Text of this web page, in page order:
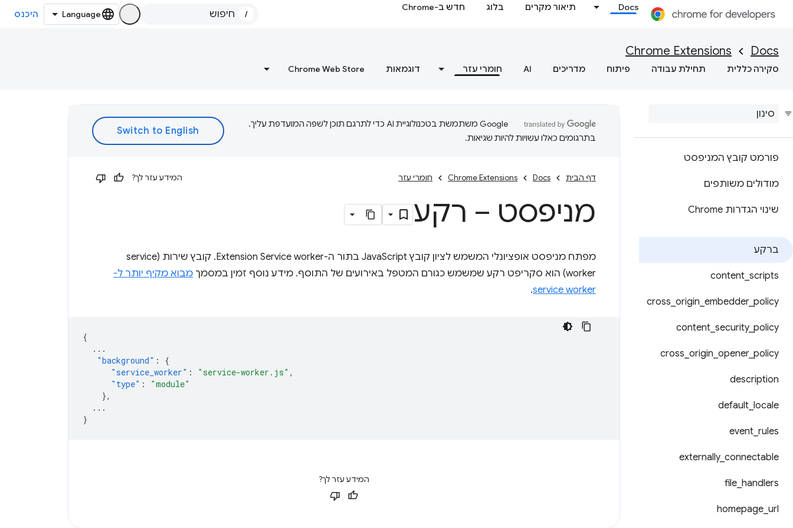
Docs תיאור מקרים בלוג חדש ב-Chrome
/ היכנס
Docs
Chrome Extensions
סקירה כללית תחילת עבודה פיתוח מדריכים AI חומרי עזר דוגמאות Chrome Web Store
פורמט קובץ המניפסט
מודולים משותפים
שינוי הגדרות Chrome
ברקע
content scripts
cross origin embedder_ policy
content security_ policy
cross origin opener_ policy
description
default locale
event rules
externally_ connectable
file handlers
homepage url
‫Google משתמשת בטכנולוגיית AI כדי לתרגם תוכן לשפה המועדפת עליך.
בתרגומים כאלו עשויות להיות שגיאות.
דף הבית Docs
Chrome Extensions חומרי עזר המידע עזר לך?
מניפסט – רקע
מפתח מניפסט אופציונלי המשמש לציון קובץ JavaScript בתור ה-Extension Service worker. קובץ שירות (service
worker) הוא סקריפט רקע שמשמש כגורם המטפל באירועים של התוסף. מידע נוסף זמין במסמך
מבוא מקיף יותר ל-
service worker
.
{
...
"background" :
{
"service_worker" : "service-worker.js" ,
"type" :
"module"
},
...
}
המידע עזר לך?